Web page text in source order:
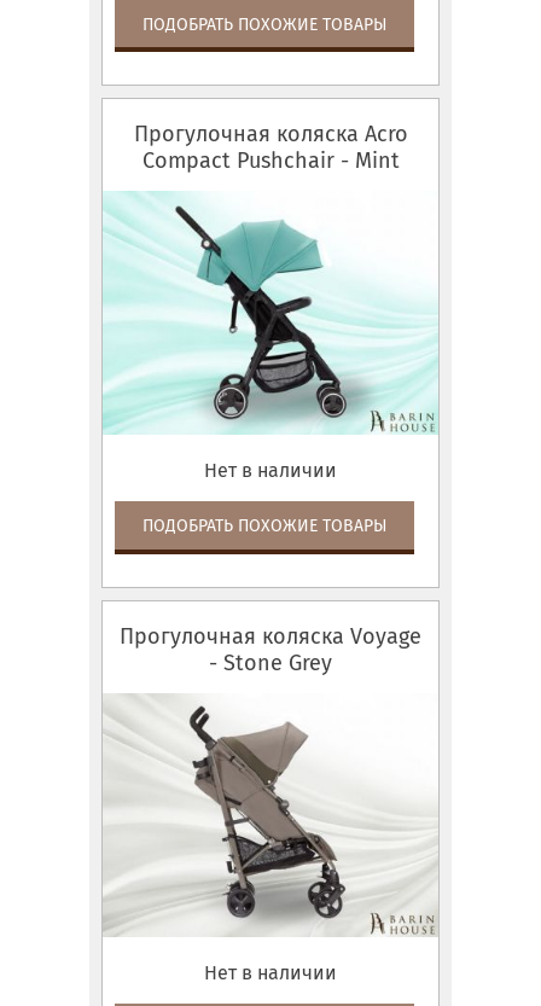
ПОДОБРАТЬ ПОХОЖИЕ ТОВАРЫ
Прогулочная коляска Acro
Compact Pushchair - Mint
Нет в наличии
ПОДОБРАТЬ ПОХОЖИЕ ТОВАРЫ
Прогулочная коляска Voyage
- Stone Grey
Нет в наличии